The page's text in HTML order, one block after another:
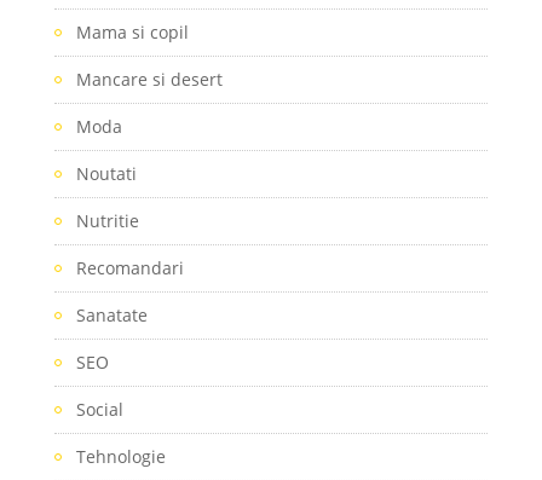
Mama si copil
Mancare si desert
Moda
Noutati
Nutritie
Recomandari
Sanatate
SEO
Social
Tehnologie